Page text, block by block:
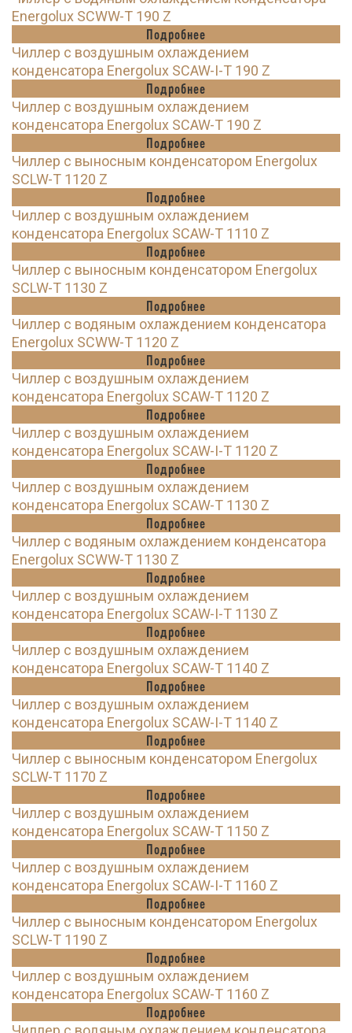
Energolux SCWW-T 190 Z
Подробнее
Чиллер с воздушным охлаждением
конденсатора Energolux SCAW-I-T 190 Z
Подробнее
Чиллер с воздушным охлаждением
конденсатора Energolux SCAW-T 190 Z
Подробнее
Чиллер с выносным конденсатором Energolux
SCLW-T 1120 Z
Подробнее
Чиллер с воздушным охлаждением
конденсатора Energolux SCAW-T 1110 Z
Подробнее
Чиллер с выносным конденсатором Energolux
SCLW-T 1130 Z
Подробнее
Чиллер с водяным охлаждением конденсатора
Energolux SCWW-T 1120 Z
Подробнее
Чиллер с воздушным охлаждением
конденсатора Energolux SCAW-T 1120 Z
Подробнее
Чиллер с воздушным охлаждением
конденсатора Energolux SCAW-I-T 1120 Z
Подробнее
Чиллер с воздушным охлаждением
конденсатора Energolux SCAW-T 1130 Z
Подробнее
Чиллер с водяным охлаждением конденсатора
Energolux SCWW-T 1130 Z
Подробнее
Чиллер с воздушным охлаждением
конденсатора Energolux SCAW-I-T 1130 Z
Подробнее
Чиллер с воздушным охлаждением
конденсатора Energolux SCAW-T 1140 Z
Подробнее
Чиллер с воздушным охлаждением
конденсатора Energolux SCAW-I-T 1140 Z
Подробнее
Чиллер с выносным конденсатором Energolux
SCLW-T 1170 Z
Подробнее
Чиллер с воздушным охлаждением
конденсатора Energolux SCAW-T 1150 Z
Подробнее
Чиллер с воздушным охлаждением
конденсатора Energolux SCAW-I-T 1160 Z
Подробнее
Чиллер с выносным конденсатором Energolux
SCLW-T 1190 Z
Подробнее
Чиллер с воздушным охлаждением
конденсатора Energolux SCAW-T 1160 Z
Подробнее